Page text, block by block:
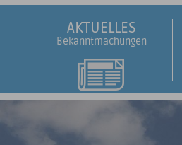
AKTUELLES
Bekanntmachungen